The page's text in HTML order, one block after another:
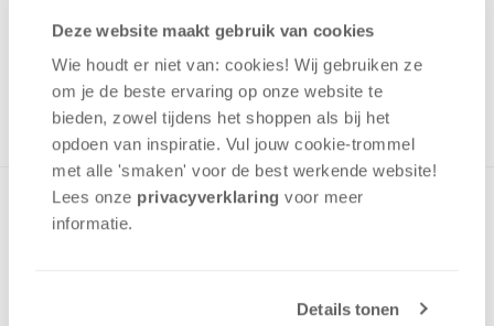
Deze website maakt gebruik van cookies
Wie houdt er niet van: cookies! Wij gebruiken ze
om je de beste ervaring op onze website te
bieden, zowel tijdens het shoppen als bij het
opdoen van inspiratie. Vul jouw cookie-trommel
met alle 'smaken' voor de best werkende website​!
Lees onze privacyverklaring voor meer
informatie.
Details tonen
Uit het assortiment
ONTVANG 70 OVERWINNINGSPUNTEN
UIT HET ASSORTIMENT
Vier leuke puzzels met afbeeldingen van Frozen.